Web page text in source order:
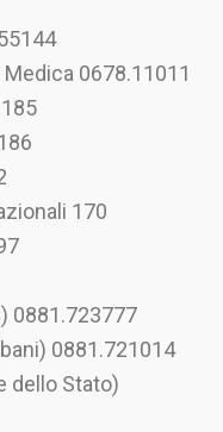
0678.11011
170
0881.723777
0881.721014
dello Stato)